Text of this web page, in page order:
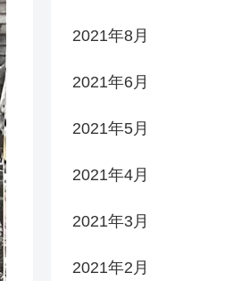
2021年8月
2021年6月
2021年5月
2021年4月
2021年3月
2021年2月